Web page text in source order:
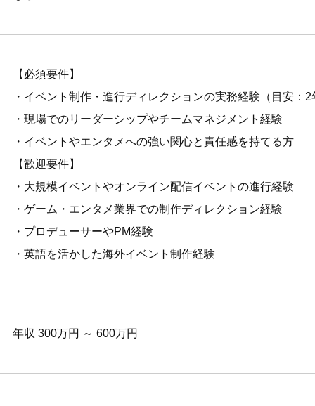
【必須要件】
・イベント制作・進行ディレクションの実務経験（目安：2
・現場でのリーダーシップやチームマネジメント経験
・イベントやエンタメへの強い関心と責任感を持てる方
【歓迎要件】
・大規模イベントやオンライン配信イベントの進行経験
・ゲーム・エンタメ業界での制作ディレクション経験
・プロデューサーやPM経験
・英語を活かした海外イベント制作経験
年収 300万円 ～ 600万円